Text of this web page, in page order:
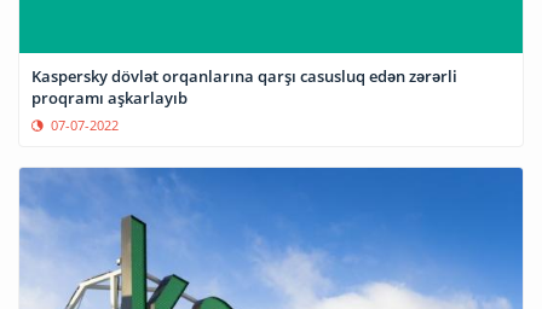
Kaspersky dövlət orqanlarına qarşı casusluq edən zərərli
proqramı aşkarlayıb
07-07-2022